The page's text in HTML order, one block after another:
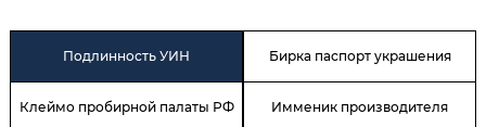
Подлинность УИН Бирка паспорт украшения
Клеймо пробирной палаты РФ Имменик производителя